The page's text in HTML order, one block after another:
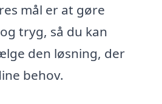
mål er at gøre
tryg, så du kan
den løsning, der
behov.